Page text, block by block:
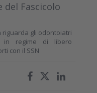
Fascicolo
riguarda gli odontoiatri
in regime di libero
con il SSN